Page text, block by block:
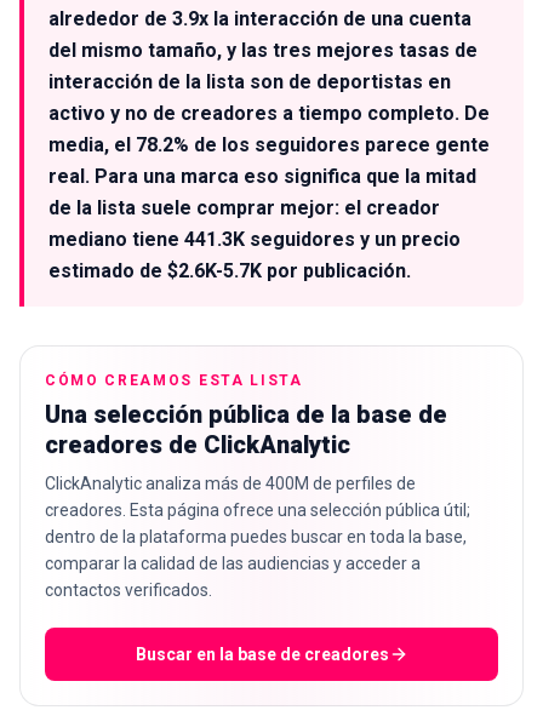
alrededor de 3.9x la interacción de una cuenta
del mismo tamaño, y las tres mejores tasas de
interacción de la lista son de deportistas en
activo y no de creadores a tiempo completo. De
media, el 78.2% de los seguidores parece gente
real. Para una marca eso significa que la mitad
de la lista suele comprar mejor: el creador
mediano tiene 441.3K seguidores y un precio
estimado de $2.6K-5.7K por publicación.
CÓMO CREAMOS ESTA LISTA
Una selección pública de la base de
creadores de ClickAnalytic
ClickAnalytic analiza más de 400M de perfiles de
creadores. Esta página ofrece una selección pública útil;
dentro de la plataforma puedes buscar en toda la base,
comparar la calidad de las audiencias y acceder a
contactos verificados.
Buscar en la base de creadores